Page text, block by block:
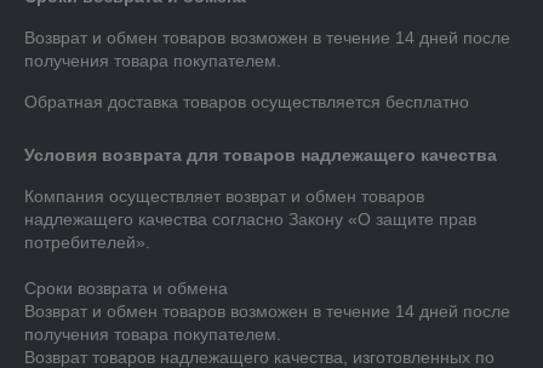
Возврат и обмен товаров возможен в течение 14 дней после
получения товара покупателем.
Обратная доставка товаров осуществляется бесплатно
Условия возврата для товаров надлежащего качества
Компания осуществляет возврат и обмен товаров
надлежащего качества согласно Закону «О защите прав
потребителей».
Сроки возврата и обмена
Возврат и обмен товаров возможен в течение 14 дней после
получения товара покупателем.
Возврат товаров надлежащего качества, изготовленных по